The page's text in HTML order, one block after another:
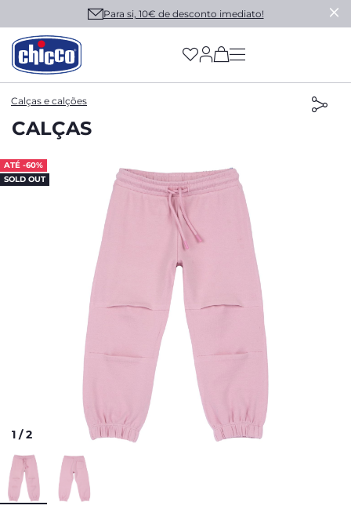
Para si, 10€ de desconto imediato!
(has more options
Calças e calções
CALÇAS
ATÉ -60%
SOLD OUT
1 /2